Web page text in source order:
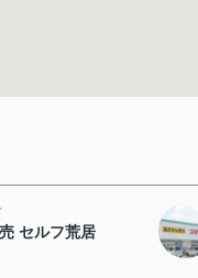
セルフ荒居